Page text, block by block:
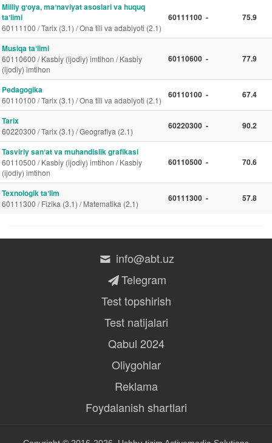
Milliy gʻoya, maʼnaviyat asoslari va huquq
taʼlimi
60111100 / Tarix (3.1) / Ona tili va adabiyoti (2.1)
60111100 - 75.9
Musiqa taʼlimi
60110600 / Kasbiy (ijodiy) imtihon / Kasbiy
(ijodiy) imtihon
60110600 - 77.9
Pedagogika
60110100 / Tarix (3.1) / Ona tili va adabiyoti (2.1)
60110100 - 67.4
Tarix
60220300 / Tarix (3.1) / Geografiya (2.1)
60220300 - 90.2
Tasviriy sanʼat va muhandislik grafikasi
60110500 / Kasbiy (ijodiy) imtihon / Kasbiy
(ijodiy) imtihon
60110500 - 70.6
Texnologik taʼlim
60111300 / Fizika (3.1) / Matematika (2.1)
60111300 - 57.8
info@abt.uz
Telegram
Test topshirish
Test natijalari
Qabul 2024
Oliygohlar
Reklama
Foydalanish shartlari